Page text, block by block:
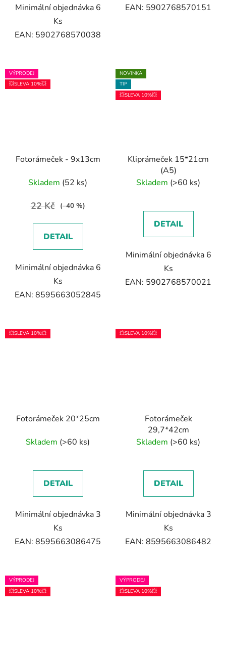
Minimální objednávka 6
Ks
EAN: 5902768570038
EAN: 5902768570151
VÝPRODEJ
💥SLEVA 10%💥
Fotorámeček - 9x13cm
Skladem (52 ks)
22 Kč (–40 %)
DETAIL
Minimální objednávka 6
Ks
EAN: 8595663052845
NOVINKA
TIP
💥SLEVA 10%💥
Kliprámeček 15*21cm
(A5)
Skladem (>60 ks)
DETAIL
Minimální objednávka 6
Ks
EAN: 5902768570021
💥SLEVA 10%💥
Fotorámeček 20*25cm
Skladem (>60 ks)
DETAIL
Minimální objednávka 3
Ks
EAN: 8595663086475
💥SLEVA 10%💥
Fotorámeček
29,7*42cm
Skladem (>60 ks)
DETAIL
Minimální objednávka 3
Ks
EAN: 8595663086482
VÝPRODEJ
💥SLEVA 10%💥
VÝPRODEJ
💥SLEVA 10%💥